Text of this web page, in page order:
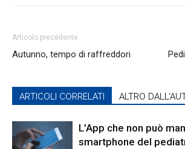
Articolo precedente
Autunno, tempo di raffreddori
ARTICOLI CORRELATI ALTRO
L’App che non può
smartphone del